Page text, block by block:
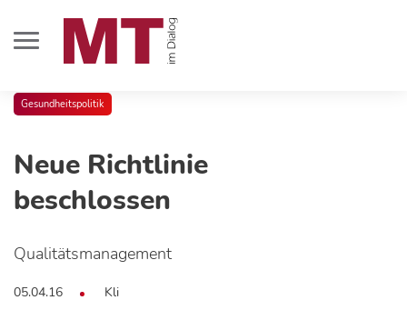
Gesundheitspolitik
Neue Richtlinie
beschlossen
Qualitätsmanagement
05.04.16 Kli